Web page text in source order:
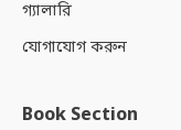
গ্যালারি
যোগাযোগ করুন
Book Section